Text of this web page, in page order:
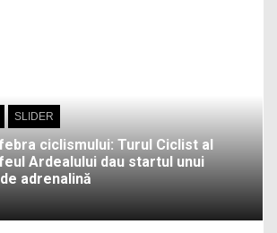
SLIDER
ciclismului: Turul Ciclist al
Ardealului dau startul unui
adrenalină